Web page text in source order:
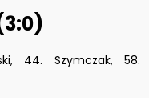
44. Szymczak, 58.